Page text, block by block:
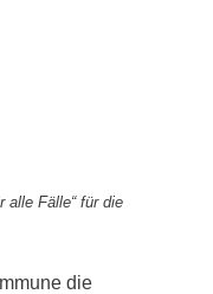
alle Fälle“ für die
die